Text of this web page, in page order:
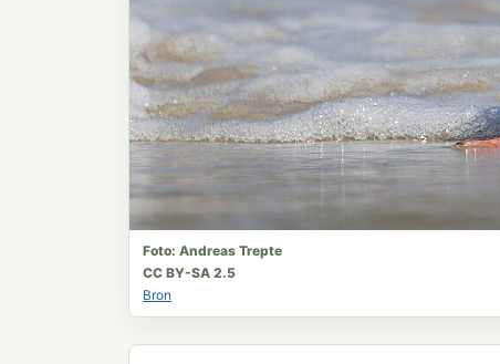
Foto: Andreas Trepte
CC BY-SA 2.5
Bron